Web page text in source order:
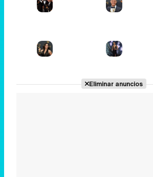
Eliminar anuncios